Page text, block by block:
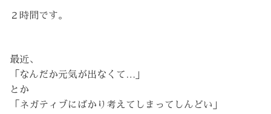
２時間です。
最近、
「なんだか元気が出なくて…」
とか
「ネガティブにばかり考えてしまってしんどい」